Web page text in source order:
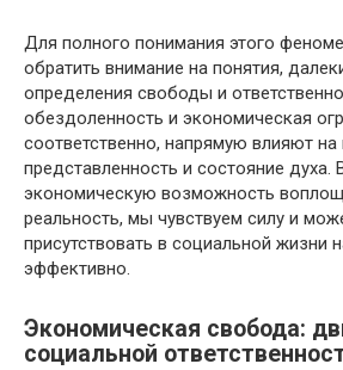
Для полного понимания этого
обратить внимание на понятия,
определения свободы и
обездоленность и экономическая
соответственно, напрямую влияют на
представленность и состояние духа.
экономическую возможность
реальность, мы чувствуем силу и
присутствовать в социальной жизни
эффективно.
Экономическая свобода:
социальной